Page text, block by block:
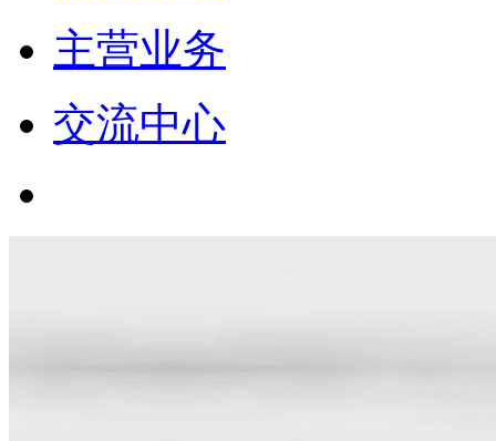
主营业务
交流中心